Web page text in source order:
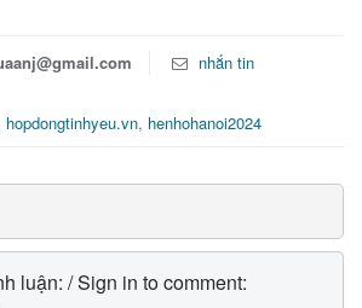
nhắn tin
hopdongtinhyeu.vn, henhohanoi2024
luận: / Sign in to comment: